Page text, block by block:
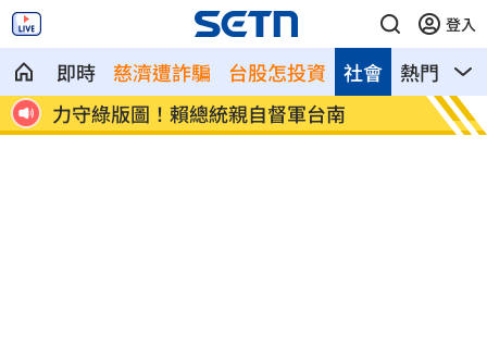
登入
即時 慈濟遭詐騙 台股怎投資 熱門 影
社會
萬
力守綠版圖！賴總統親自督軍台南 熊本